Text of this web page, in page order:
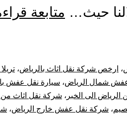
حيث… متابعة
، ارخص شركة نقل اثاث بالرياض،
عفش شمال الرياض، سيارة نقل عفش
الى الخبر ، شركة نقل اثاث من
، شركة نقل عفش خارج الرياض،